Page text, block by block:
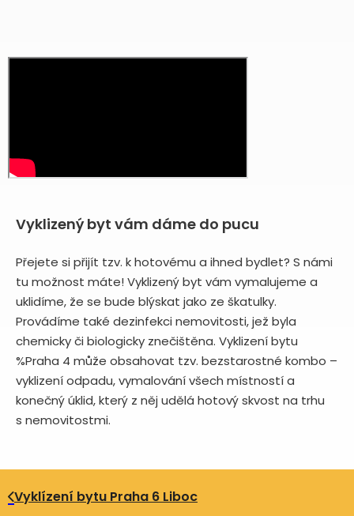
Vyklizený byt vám dáme do pucu
Přejete si přijít tzv. k hotovému a ihned bydlet? S námi
tu možnost máte! Vyklizený byt vám vymalujeme a
uklidíme, že se bude blýskat jako ze škatulky.
Provádíme také dezinfekci nemovitosti, jež byla
chemicky či biologicky znečištěna. Vyklizení bytu
%Praha 4 může obsahovat tzv. bezstarostné kombo –
vyklizení odpadu, vymalování všech místností a
konečný úklid, který z něj udělá hotový skvost na trhu
s nemovitostmi.
Vyklízení bytu Praha 6 Liboc